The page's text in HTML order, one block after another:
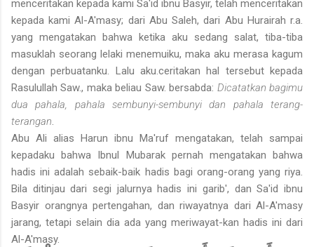
menceritakan kepada kami Sa'id ibnu Basyir, telah menceritakan
kepada kami Al-A'masy; dari Abu Saleh, dari Abu Hurairah r.a.
yang mengatakan bahwa ketika aku sedang salat, tiba-tiba
masuklah seorang lelaki menemuiku, maka aku merasa kagum
dengan perbuatanku. Lalu aku.ceritakan hal tersebut kepada
Rasulullah Saw., maka beliau Saw. bersabda: Dicatatkan bagimu
dua pahala, pahala sembunyi-sembunyi dan pahala terang-
terangan.
Abu Ali alias Harun ibnu Ma'ruf mengatakan, telah sampai
kepadaku bahwa Ibnul Mubarak pernah mengatakan bahwa
hadis ini adalah sebaik-baik hadis bagi orang-orang yang riya.
Bila ditinjau dari segi jalurnya hadis ini garib', dan Sa'id ibnu
Basyir orangnya pertengahan, dan riwayatnya dari Al-A'masy
jarang, tetapi selain dia ada yang meriwayat-kan hadis ini dari
Al-A'masy.